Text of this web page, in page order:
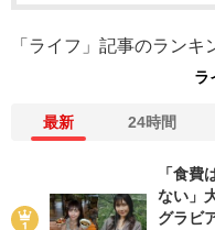
「ライフ」記事のランキ
ラ
最新 24時間
「食
ない」
グラビ